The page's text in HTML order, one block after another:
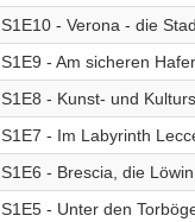
S1E10 - Verona - die
S1E9 - Am sicheren
S1E8 - Kunst- und
S1E7 - Im Labyrinth
S1E6 - Brescia, die
S1E5 - Unter den